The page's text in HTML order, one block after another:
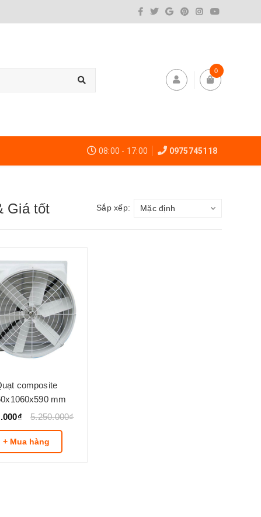
0
08:00 - 17:00 0975745118
Giá tốt Sắp xếp: Mặc định
composite
mm
5.250.000₫
+ Mua hàng